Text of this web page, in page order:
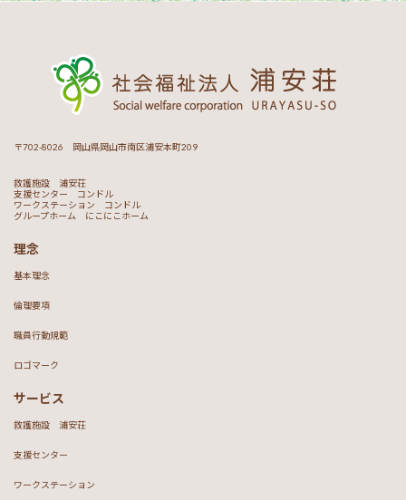
〒702-8026 岡山県岡山市南区浦安本町209
救護施設 浦安荘
支援センター コンドル
ワークステーション コンドル
グループホーム にこにこホーム
理念
基本理念
倫理要項
職員行動規範
ロゴマーク
サービス
救護施設 浦安荘
支援センター
ワークステーション